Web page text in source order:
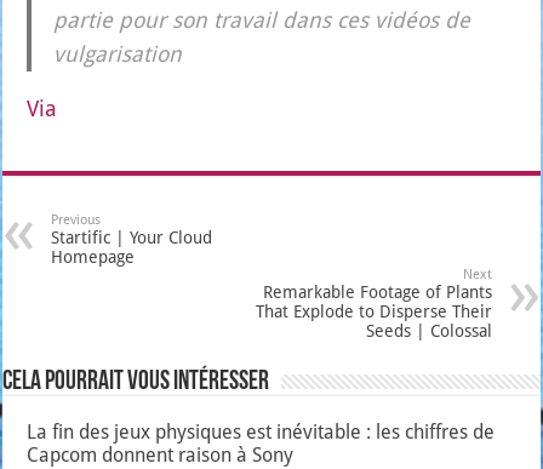
par­tie pour son tra­vail dans ces vidéos de
vul­ga­ri­sa­tion
Via
Previous
Startific | Your Cloud
Homepage
Next
Remarkable Footage of Plants
That Explode to Disperse Their
Seeds | Colossal
Cela pourrait vous intéresser
La fin des jeux physiques est inévitable : les chiffres de
Capcom donnent raison à Sony